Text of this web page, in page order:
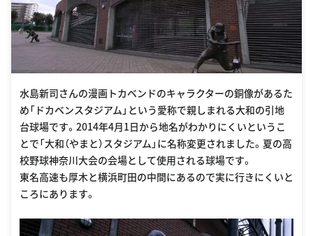
水島新司さんの漫画トカベンドのキャラクターの銅像があるた
め「ドカベンスタジアム」という愛称で親しまれる大和の引地
台球場です。2014年4月1日から地名がわかりにくいというこ
とで「大和（やまと）スタジアム」に名称変更されました。夏の高
校野球神奈川大会の会場として使用される球場です。
東名高速も厚木と横浜町田の中間にあるので実に行きにくいと
ころにあります。